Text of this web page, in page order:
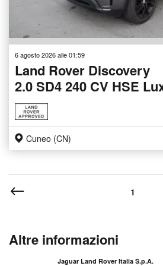
6 agosto 2026 alle 01:59
Land Rover Discovery
2.0 SD4 240 CV HSE
Cuneo (CN)
1
Altre informazioni
Jaguar Land Rover Italia S.p.A.